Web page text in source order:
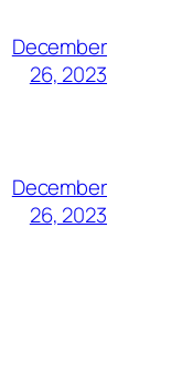
December
26, 2023
December
26, 2023